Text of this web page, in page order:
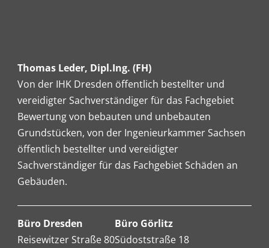
Thomas Leder, Dipl.Ing. (FH)
Von der IHK Dresden öffentlich bestellter und
vereidigter Sachverständiger für das Fachgebiet
Bewertung von bebauten und unbebauten
Grundstücken, von der Ingenieurkammer Sachsen
öffentlich bestellter und vereidigter
Sachverständiger für das Fachgebiet Schäden an
Gebäuden.
Büro Dresden
Reisewitzer Straße 80
Büro Görlitz
Südoststraße 18